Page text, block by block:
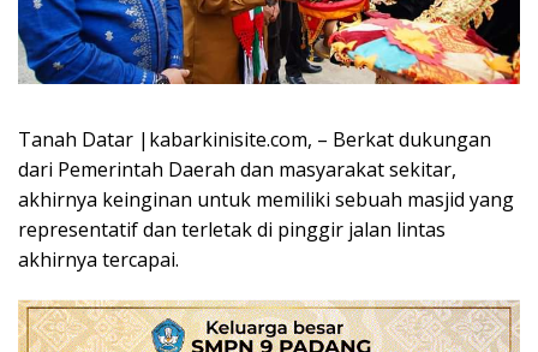
Tanah Datar |kabarkinisite.com, – Berkat dukungan
dari Pemerintah Daerah dan masyarakat sekitar,
akhirnya keinginan untuk memiliki sebuah masjid yang
representatif dan terletak di pinggir jalan lintas
akhirnya tercapai.